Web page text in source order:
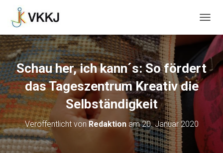
A
I
G
A
T
O
M
Schau her, ich kann´s: So fördert
das Tageszentrum Kreativ die
Selbständigkeit
Veröffentlicht von Redaktionam20. Januar 2020